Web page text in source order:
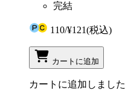
完結
110/¥121(税込)
カートに追加
カートに追加しました